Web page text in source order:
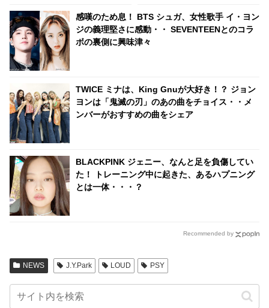
ンションも100点満点なジンの
姿にファンから「何度見ても面
白い」の声殺到
感嘆のため息！ BTS シュガ、女性歌手 イ・ヨン
ジの義理堅さに感動・・ SEVENTEENとのコラ
ボの裏側に興味津々
TWICE ミナは、King Gnuが大好き！？ ジョン
ヨンは「鬼滅の刃」のあの曲をチョイス・・メ
ンバーがおすすめの曲をシェア
BLACKPINK ジェニー、なんと足を負傷してい
た！ トレーニング中に起きた、あるハプニング
とは一体・・・？
Recommended by
NEWS J.Y.Park LOUD PSY